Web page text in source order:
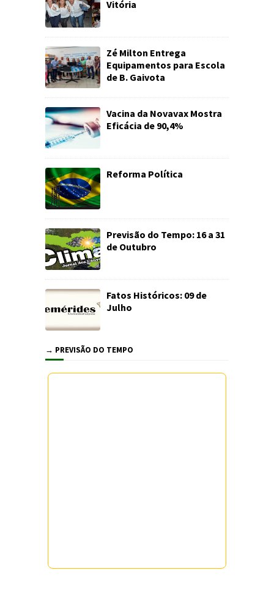
Vitória
Zé Milton Entrega
Equipamentos para Escola
de B. Gaivota
Vacina da Novavax Mostra
Eficácia de 90,4%
Reforma Política
Previsão do Tempo: 16 a 31
de Outubro
Fatos Históricos: 09 de
Julho
→ PREVISÃO DO TEMPO